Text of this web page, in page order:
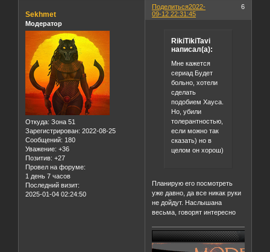
Поделиться 6
2022-
09-12 22:31:45
Sekhmet
Модератор
Откуда: Зона 51
Зарегистрирован: 2022-08-25
Сообщений: 180
Уважение: +36
Позитив: +27
Провел на форуме:
1 день 7 часов
Последний визит:
2025-01-04 02:24:50
RikiTikiTavi
написал(а):
Мне кажется
сериад Будет
больно, хотели
сделать
подобием Хауса.
Но, убили
толерантностью,
если можно так
сказать) но в
целом он хорош)
Планирую его посмотреть
уже давно, да все никак руки
не дойдут. Наслышана
весьма, говорят интересно